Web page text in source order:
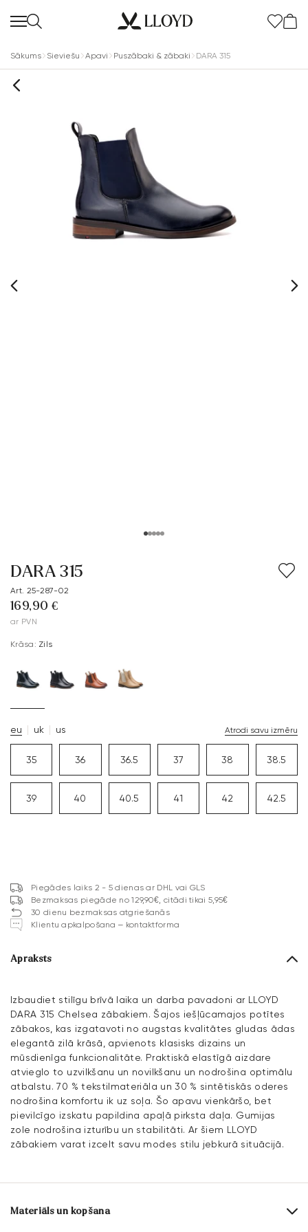
Sākums Sieviešu Apavi Puszābaki & zābaki DARA 315
DARA 315
Art. 25-287-02
169,90 €
ar PVN
Krāsa: Zils
eu uk us Atrodi savu izmēru
35 36 36.5 37 38 38.5
39 40 40.5 41 42 42.5
Piegādes laiks 2 - 5 dienas ar DHL vai GLS
Bezmaksas piegāde no 129,90€, citādi tikai 5,95€
30 dienu bezmaksas atgriešanās
Klientu apkalpošana – kontaktforma
Apraksts
Izbaudiet stilīgu brīvā laika un darba pavadoni ar LLOYD
DARA 315 Chelsea zābakiem. Šajos iešļūcamajos potītes
zābakos, kas izgatavoti no augstas kvalitātes gludas ādas
elegantā zilā krāsā, apvienots klasisks dizains un
mūsdienīga funkcionalitāte. Praktiskā elastīgā aizdare
atvieglo to uzvilkšanu un novilkšanu un nodrošina optimālu
atbalstu. 70 % tekstilmateriāla un 30 % sintētiskās oderes
nodrošina komfortu ik uz soļa. Šo apavu vienkāršo, bet
pievilcīgo izskatu papildina apaļā pirksta daļa. Gumijas
zole nodrošina izturību un stabilitāti. Ar šiem LLOYD
zābakiem varat izcelt savu modes stilu jebkurā situācijā.
Materiāls un kopšana